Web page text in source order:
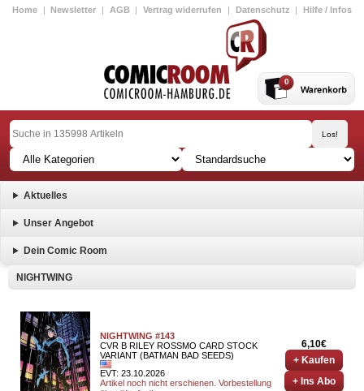
Home | Newsletter | AGB | Vertrag widerrufen | Datenschutz | Hilfe / Infos
0
Aktuelles
Unser Angebot
Dein Comic Room
NIGHTWING
NIGHTWING #143
CVR B RILEY ROSSMO CARD STOCK
VARIANT (BATMAN BAD SEEDS)
EVT: 23.10.2026
Artikel noch nicht erschienen. Vorbestellung
6,10€
+ Kaufen
+ Ins Abo